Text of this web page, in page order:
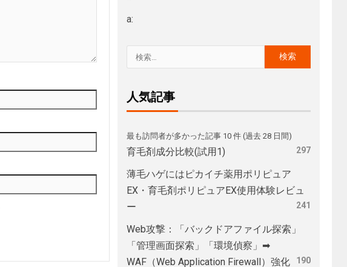
a:
人気記事
最も訪問者が多かった記事 10 件 (過去 28 日間)
育毛剤成分比較(試用1) 297
薄毛ハゲにはピカイチ薬用ポリピュア
EX・育毛剤ポリピュアEX使用体験レビュ
ー
241
Web攻撃：「バックドアファイル探索」
「管理画面探索」「環境偵察」➡
WAF（Web Application Firewall）強化
190